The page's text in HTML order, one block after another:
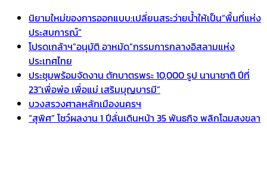
นิยามใหม่ของการออกแบบ:เปลี่ยนสระว่ายน้ำให้เป็น“พื้นที่แห่ง
ประสบการณ์”
โปรดเกล้าฯ”อนุมัติ อาหมัด”กรรมการกลางอิสลามแห่ง
ประเทศไทย
ประชุมพร้อมจัดงาน ตักบาตรพระ 10,000 รูป นานาชาติ ปีที่
23″เพื่อพ่อ เพื่อแม่ เสริมบุญบารมี”
บวงสรวงศาลหลักเมืองนครฯ
“สุพิศ” โชว์ผลงาน 1 ปีลั่นเดินหน้า 35 พันธกิจ พลิกโฉมสงขลา